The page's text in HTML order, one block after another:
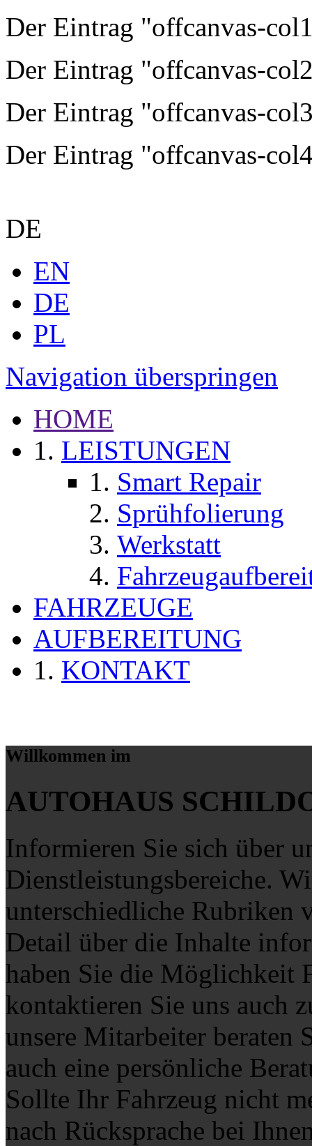
Der Eintrag "offcanvas-
Der Eintrag "offcanvas-
Der Eintrag "offcanvas-
Der Eintrag "offcanvas-
DE
EN
DE
PL
Navigation überspringen
HOME
LEISTUNGEN
Smart Repair
Sprühfolierung
Werkstatt
FAHRZEUGE
AUFBEREITUNG
KONTAKT
Willkommen im
AUTOHAUS
Informieren Sie sich über
Dienstleistungsbereiche.
unterschiedliche Rubriken
Detail über die Inhalte
haben Sie die Möglichkeit
kontaktieren Sie uns auch
unsere Mitarbeiter beraten
auch eine persönliche
Sollte Ihr Fahrzeug nicht
nach Rücksprache bei